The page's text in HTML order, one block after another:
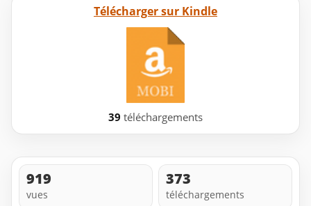
Télécharger sur Kindle
39 téléchargements
919
vues
373
téléchargements